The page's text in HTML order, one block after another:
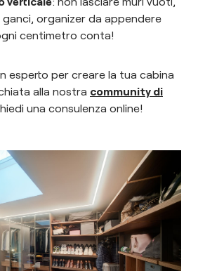
ganci, organizer da appendere
centimetro conta!
esperto per creare la tua cabina
alla nostra community di
una consulenza online!